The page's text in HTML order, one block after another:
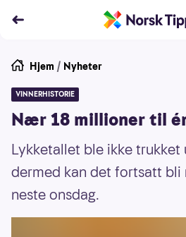
Hjem / Nyheter
VINNERHISTORIE
Nær 18 millioner til
Lykketallet ble ikke trukket
dermed kan det fortsatt
neste onsdag.